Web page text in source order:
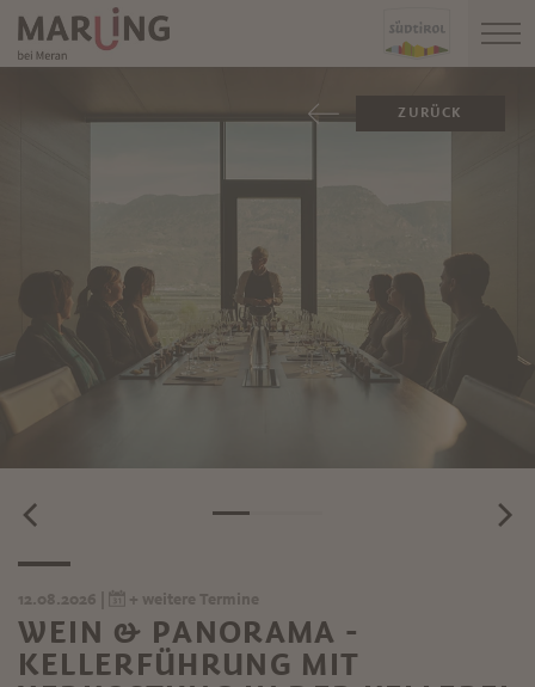
ZURÜCK
12.08.2026 | + weitere Termine
WEIN & PANORAMA -
KELLERFÜHRUNG MIT